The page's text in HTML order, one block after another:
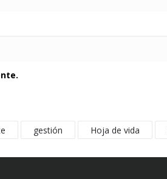
gestión Hoja de vida